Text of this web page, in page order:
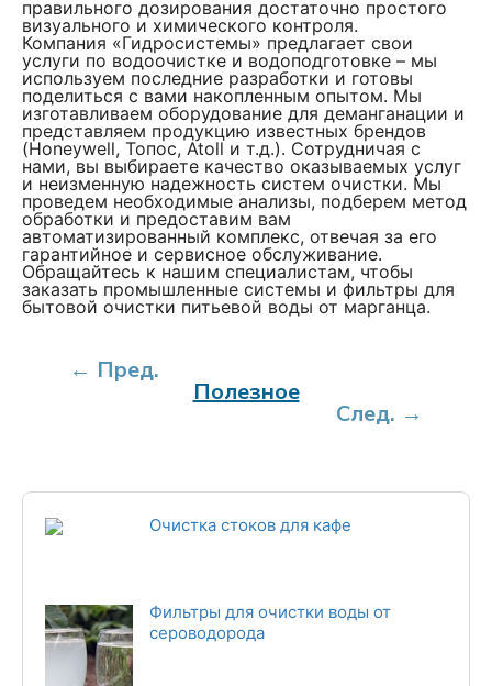
правильного дозирования достаточно простого
визуального и химического контроля.
Компания «Гидросистемы» предлагает свои
услуги по водоочистке и водоподготовке – мы
используем последние разработки и готовы
поделиться с вами накопленным опытом. Мы
изготавливаем оборудование для деманганации и
представляем продукцию известных брендов
(Honeywell, Топос, Atoll и т.д.). Сотрудничая с
нами, вы выбираете качество оказываемых услуг
и неизменную надежность систем очистки. Мы
проведем необходимые анализы, подберем метод
обработки и предоставим вам
автоматизированный комплекс, отвечая за его
гарантийное и сервисное обслуживание.
Обращайтесь к нашим специалистам, чтобы
заказать промышленные системы и фильтры для
бытовой очистки питьевой воды от марганца.
← Пред.
Полезное
След. →
Очистка стоков для кафе
Фильтры для очистки воды от
сероводорода